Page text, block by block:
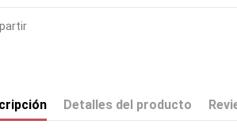
Detalles del producto